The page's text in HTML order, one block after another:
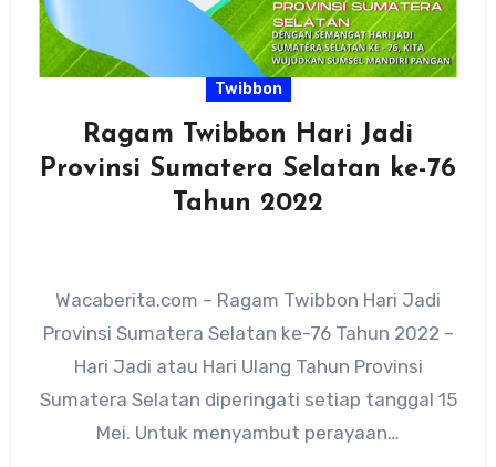
Twibbon
Ragam Twibbon Hari Jadi
Provinsi Sumatera Selatan ke-76
Tahun 2022
Wacaberita.com – Ragam Twibbon Hari Jadi
Provinsi Sumatera Selatan ke-76 Tahun 2022 –
Hari Jadi atau Hari Ulang Tahun Provinsi
Sumatera Selatan diperingati setiap tanggal 15
Mei. Untuk menyambut perayaan…